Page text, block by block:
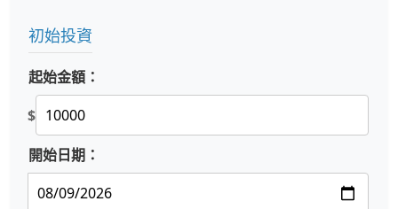
初始投資
起始金額：
$
開始日期：